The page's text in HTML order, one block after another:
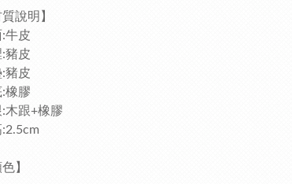
材質說明】
牛皮
豬皮
豬皮
橡膠
木跟+橡膠
:2.5cm
色】